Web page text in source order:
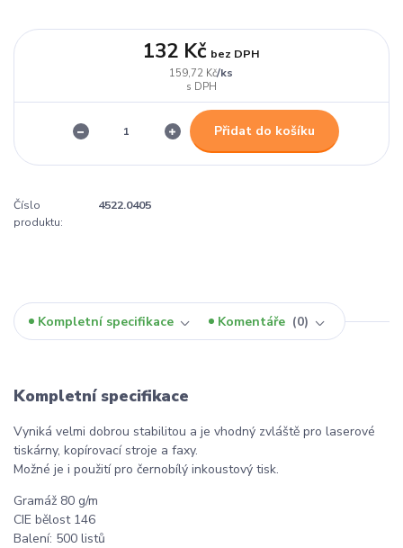
159,72 Kč/ks
132 Kč bez DPH
Přidat do košíku
Číslo
produktu:
4522.0405
Kompletní specifikace Komentáře 0
Kompletní specifikace
Vyniká velmi dobrou stabilitou a je vhodný zvláště pro laserové
tiskárny, kopírovací stroje a faxy.
Možné je i použití pro černobílý inkoustový tisk.
Gramáž 80 g/m
CIE bělost 146
Balení: 500 listů